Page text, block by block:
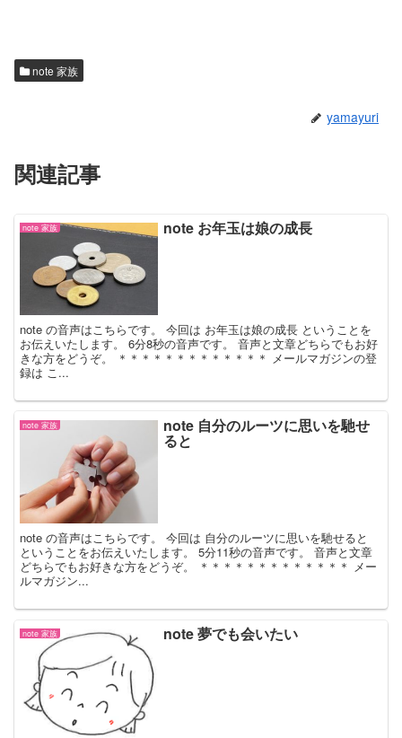
note 家族
yamayuri
関連記事
note 家族 note お年玉は娘の成長
note の音声はこちらです。 今回は お年玉は娘の成長 ということを
お伝えいたします。 6分8秒の音声です。 音声と文章どちらでもお好
きな方をどうぞ。 ＊＊＊＊＊＊＊＊＊＊＊＊＊ メールマガジンの登
録は こ...
note 家族 note 自分のルーツに思いを馳せ
ると
note の音声はこちらです。 今回は 自分のルーツに思いを馳せると
ということをお伝えいたします。 5分11秒の音声です。 音声と文章
どちらでもお好きな方をどうぞ。 ＊＊＊＊＊＊＊＊＊＊＊＊＊ メー
ルマガジン...
note 家族 note 夢でも会いたい